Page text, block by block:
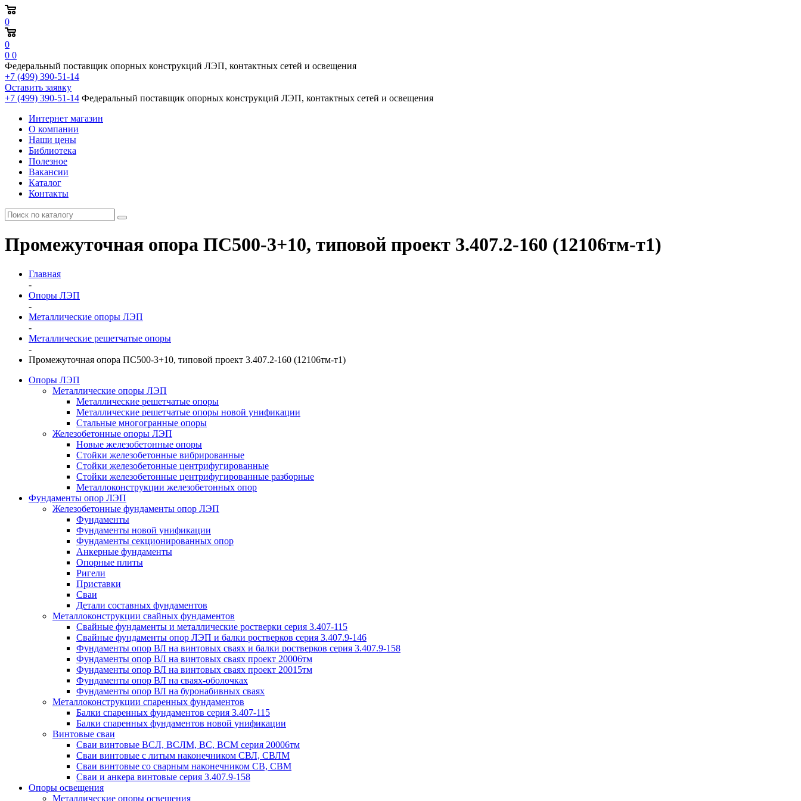
0
0
0 0
Федеральный поставщик опорных конструкций ЛЭП, контактных сетей и освещения
+7 (499) 390-51-14
Оставить заявку
+7 (499) 390-51-14 Федеральный поставщик опорных конструкций ЛЭП, контактных сетей и освещения
Интернет магазин
О компании
Наши цены
Библиотека
Полезное
Вакансии
Каталог
Контакты
Промежуточная опора ПС500-3+10, типовой проект 3.407.2-160 (12106тм-т1)
Главная
-
Опоры ЛЭП
-
Металлические опоры ЛЭП
-
Металлические решетчатые опоры
-
Промежуточная опора ПС500-3+10, типовой проект 3.407.2-160 (12106тм-т1)
Опоры ЛЭП
Металлические опоры ЛЭП
Металлические решетчатые опоры
Металлические решетчатые опоры новой унификации
Стальные многогранные опоры
Железобетонные опоры ЛЭП
Новые железобетонные опоры
Стойки железобетонные вибрированные
Стойки железобетонные центрифугированные
Стойки железобетонные центрифугированные разборные
Металлоконструкции железобетонных опор
Фундаменты опор ЛЭП
Железобетонные фундаменты опор ЛЭП
Фундаменты
Фундаменты новой унификации
Фундаменты секционированных опор
Анкерные фундаменты
Опорные плиты
Ригели
Приставки
Сваи
Детали составных фундаментов
Металлоконструкции свайных фундаментов
Свайные фундаменты и металлические ростверки серия 3.407-115
Свайные фундаменты опор ЛЭП и балки ростверков серия 3.407.9-146
Фундаменты опор ВЛ на винтовых сваях и балки ростверков серия 3.407.9-158
Фундаменты опор ВЛ на винтовых сваях проект 20006тм
Фундаменты опор ВЛ на винтовых сваях проект 20015тм
Фундаменты опор ВЛ на сваях-оболочках
Фундаменты опор ВЛ на буронабивных сваях
Металлоконструкции спаренных фундаментов
Балки спаренных фундаментов серия 3.407-115
Балки спаренных фундаментов новой унификации
Винтовые сваи
Сваи винтовые ВСЛ, ВСЛМ, ВС, ВСМ серия 20006тм
Сваи винтовые с литым наконечником СВЛ, СВЛМ
Сваи винтовые со сварным наконечником СВ, СВМ
Сваи и анкера винтовые серия 3.407.9-158
Опоры освещения
Металлические опоры освещения